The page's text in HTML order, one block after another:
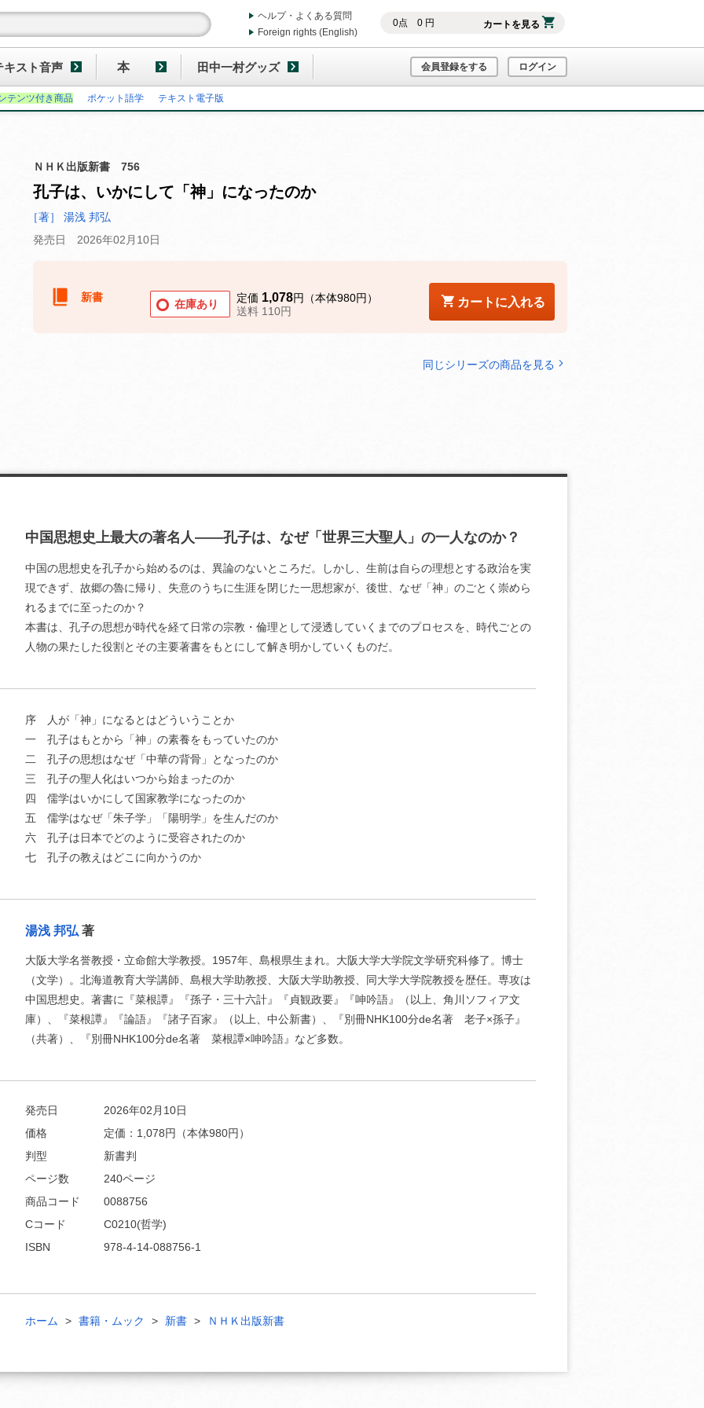
0点 0円 カートを見る
ヘルプ・よくある質問
Foreign rights (English)
キスト音声 本 田中一村グッズ 会員登録をする ログイン
テンツ付き商品 ポケット語学 テキスト電子版
お支払いに進む
ＮＨＫ出版新書 756
孔子は、いかにして「神」になったのか
［著］ 湯浅 邦弘
発売日 2026年02月10日
新書
在庫あり 定価 1,078円（本体980円）
送料 110円
カートに入れる
同じシリーズの商品を見る
中国思想史上最大の著名人――孔子は、なぜ「世界三大聖人」の一人なのか？
中国の思想史を孔子から始めるのは、異論のないところだ。しかし、生前は自らの理想とする政治を実
現できず、故郷の魯に帰り、失意のうちに生涯を閉じた一思想家が、後世、なぜ「神」のごとく崇めら
れるまでに至ったのか？
本書は、孔子の思想が時代を経て日常の宗教・倫理として浸透していくまでのプロセスを、時代ごとの
人物の果たした役割とその主要著書をもとにして解き明かしていくものだ。
序 人が「神」になるとはどういうことか
一 孔子はもとから「神」の素養をもっていたのか
二 孔子の思想はなぜ「中華の背骨」となったのか
三 孔子の聖人化はいつから始まったのか
四 儒学はいかにして国家教学になったのか
五 儒学はなぜ「朱子学」「陽明学」を生んだのか
六 孔子は日本でどのように受容されたのか
七 孔子の教えはどこに向かうのか
湯浅 邦弘著
大阪大学名誉教授・立命館大学教授。1957年、島根県生まれ。大阪大学大学院文学研究科修了。博士
（文学）。北海道教育大学講師、島根大学助教授、大阪大学助教授、同大学大学院教授を歴任。専攻は
中国思想史。著書に『菜根譚』『孫子・三十六計』『貞観政要』『呻吟語』（以上、角川ソフィア文
庫）、『菜根譚』『論語』『諸子百家』（以上、中公新書）、『別冊NHK100分de名著 老子×孫子』
（共著）、『別冊NHK100分de名著 菜根譚×呻吟語』など多数。
発売日
2026年02月10日
価格
定価： 1,078円（本体980円）
判型
新書判
ページ数
240ページ
商品コード
0088756
Cコード
C0210(哲学)
ISBN
978-4-14-088756-1
ホーム 書籍・ムック 新書 ＮＨＫ出版新書